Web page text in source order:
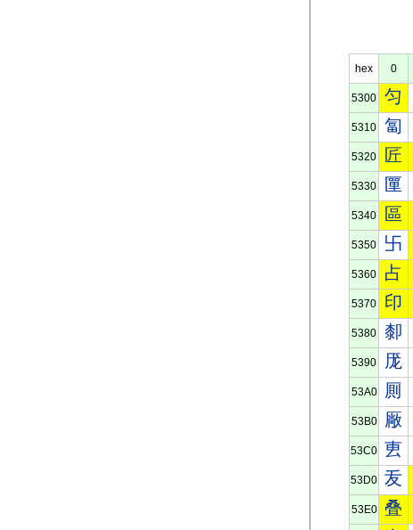
hex 0
5300 匀
5310 匐
5320 匠
5330 匰
5340 區
5350 卐
5360 占
5370 印
5380 厀
5390 厐
53A0 厠
53B0 厰
53C0 叀
53D0 叐
53E0 叠